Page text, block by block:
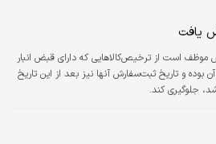
یافت
موظف است از ترخیص‌کالاهایی که دارای قبض انبار
بوده و تاریخ ثبت‌سفارش آنها نیز بعد از این تاریخ
جلوگیری کند.